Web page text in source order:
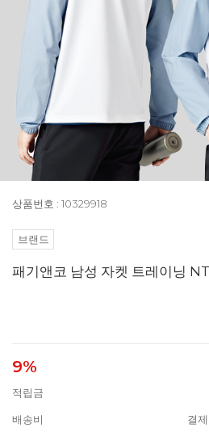
상품번호 : 10329918
브랜드
패기앤코 남성 자켓 트레이닝
9%
적립금
배송비 결